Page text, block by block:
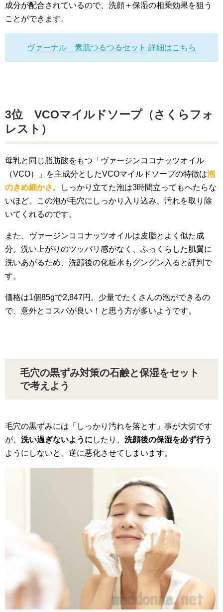
成分が配合されているので、洗顔＋保湿の相乗効果を狙う
ことができます。
ヴァーナル 素肌つるつるセット 詳細はこちら
3位 VCOマイルドソープ（さくらフォ
レスト）
母乳と同じ脂肪酸をもつ「ヴァージンココナッツオイル
（VCO）」を主成分としたVCOマイルドソープの特徴は泡
のきめ細かさ 。しっかり立てた泡は3時間立ってもへたらな
いほど。この泡が毛穴にしっかり入り込み、汚れを取り除
いてくれるのです。
また、ヴァージンココナッツオイルは皮脂とよく似た成
分。洗い上がりのツッパリ感がなく、ふっくらした肌質に
洗いあがるため、洗顔後の化粧水もグングン入ると評判で
す。
価格は1個85gで2,847円。少量でたくさんの泡ができるの
で、意外とコスパが良い！と思う方が多いようです。
毛穴の黒ずみ対策の石鹸と保湿をセット
で考えよう
毛穴の黒ずみには「しっかり汚れを落とす」事が大切です
が、 洗い過ぎないように したり、 洗顔後の保湿を必ず行う
ようにしないと、逆に悪化させてしまいます。